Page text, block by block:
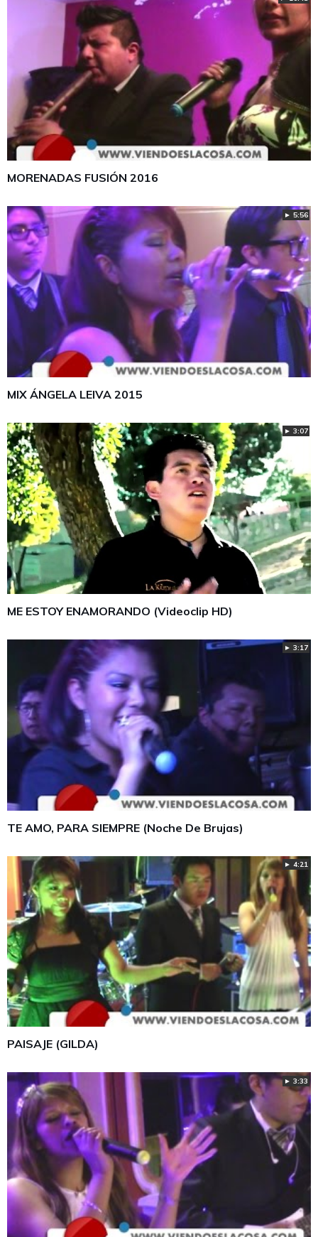
MORENADAS FUSIÓN 2016
► 5:56
MIX ÁNGELA LEIVA 2015
► 3:07
ME ESTOY ENAMORANDO (Videoclip HD)
► 3:17
TE AMO, PARA SIEMPRE (Noche De Brujas)
► 4:21
PAISAJE (GILDA)
► 3:33